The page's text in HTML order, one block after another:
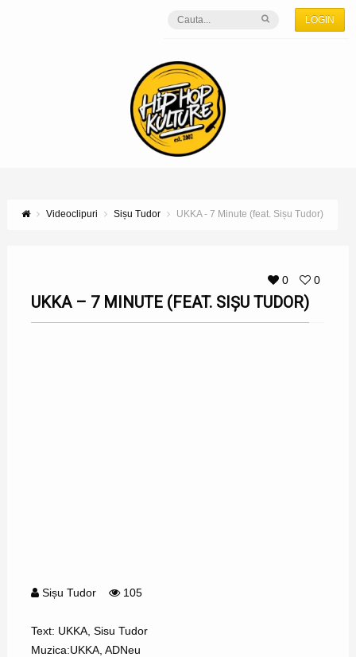
LOGIN
Videoclipuri Sișu Tudor UKKA - 7 Minute (feat. Sișu Tudor)
0 0
UKKA – 7 MINUTE (FEAT. SIȘU TUDOR)
Sișu Tudor 105
Text: UKKA, Sisu Tudor
Muzica:UKKA, ADNeu